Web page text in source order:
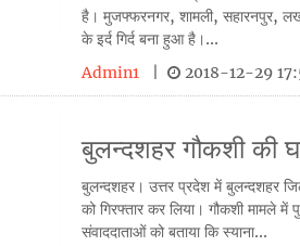
है। मुजफ्फरनगर, शामली, सहारनपुर,
के इर्द गिर्द बना हुआ है।...
Admin1
| 2018-12-29
बुलन्दशहर गौकशी की
बुलन्दशहर। उत्तर प्रदेश में बुलन्दशहर
को गिरफ्तार कर लिया। गौकशी मामले
संवाददाताओं को बताया कि स्याना...